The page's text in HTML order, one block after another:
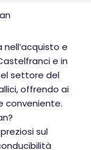
e
e in
settore del
offrendo ai
conveniente.
sul